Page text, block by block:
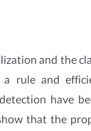
and the
rule and
have
that the